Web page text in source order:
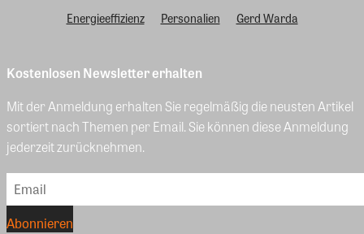
Energieeffizienz
Personalien Gerd Warda
Kostenlosen Newsletter erhalten
Mit der Anmeldung erhalten Sie regelmäßig die neusten Artikel
sortiert nach Themen per Email. Sie können diese Anmeldung
jederzeit zurücknehmen.